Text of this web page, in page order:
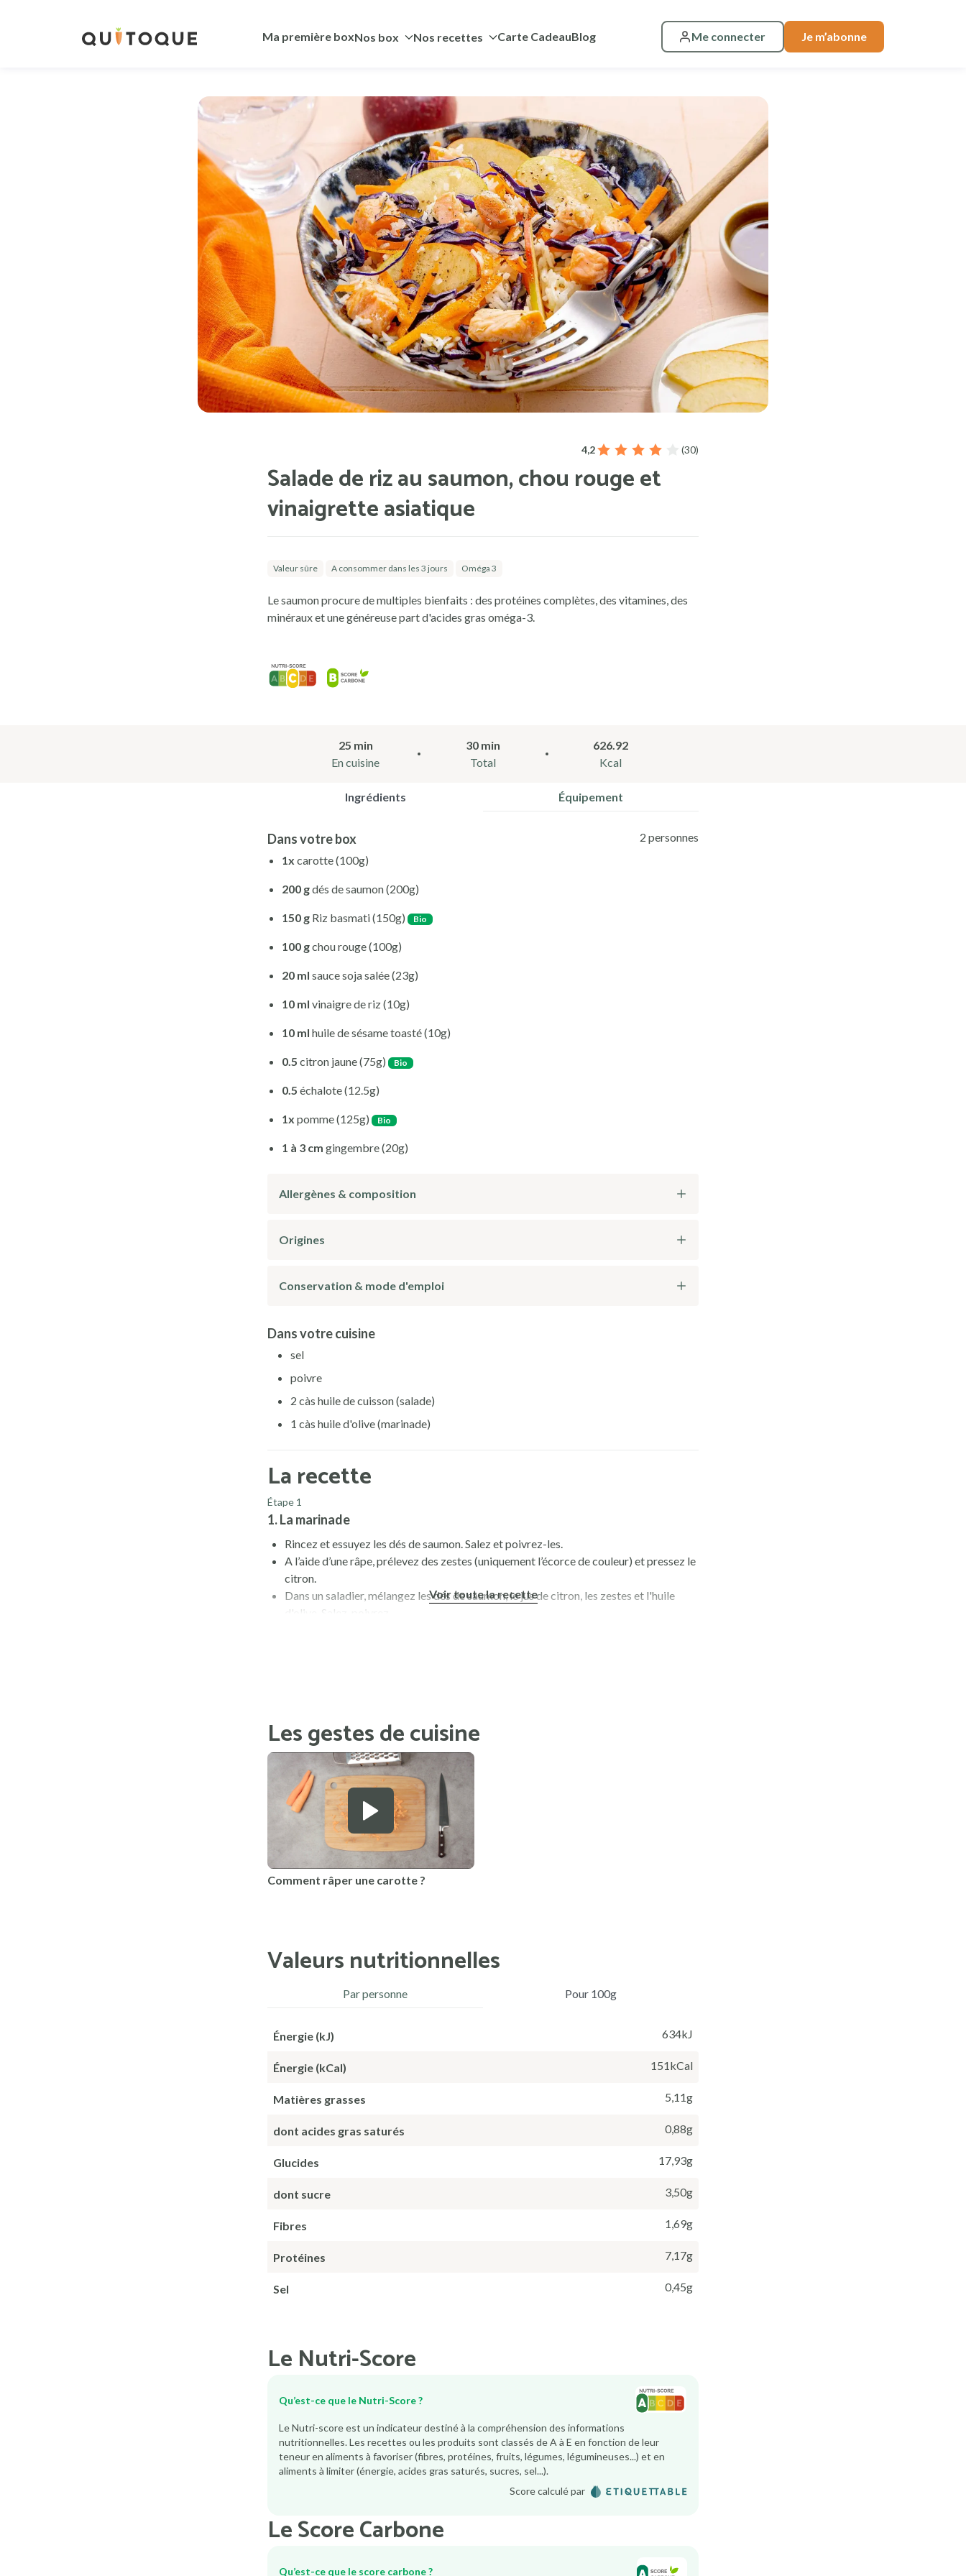
Ma première boxNos box Nos recettes Carte CadeauBlog Me connecter Je m’abonne
4,2 (30)
Salade de riz au saumon, chou rouge et
vinaigrette asiatique
Valeur sûre A consommer dans les 3 jours Oméga 3
Le saumon procure de multiples bienfaits : des protéines complètes, des vitamines, des
minéraux et une généreuse part d'acides gras oméga-3.
25 min
En cuisine
30 min
Total
626.92
Kcal
Ingrédients Équipement
Dans votre box
2 personnes
1x carotte(100g)
200 gdés de saumon(200g)
150 g Riz basmati(150g) Bio
100 gchou rouge(100g)
20 ml sauce soja salée(23g)
10 ml vinaigre de riz(10g)
10 ml huile de sésame toasté(10g)
0.5 citron jaune(75g) Bio
0.5 échalote(12.5g)
1x pomme(125g) Bio
1 à 3 cm gingembre(20g)
Allergènes & composition
Origines
Conservation & mode d'emploi
Dans votre cuisine
sel
poivre
2 càs huile de cuisson (salade)
1 càs huile d'olive (marinade)
La recette
Étape 1
1. La marinade
Rincez et essuyez les dés de saumon. Salez et poivrez-les.
A l’aide d’une râpe, prélevez des zestes (uniquement l’écorce de couleur) et pressez le
citron.
Dans un saladier, mélangez les dés de saumon, le jus de citron, les zestes et l'huile
d'olive. Salez, poivrez.
Voir toute la recette
Les gestes de cuisine
Comment râper une carotte ?
Valeurs nutritionnelles
Par personne Pour 100g
Énergie (kJ) 634kJ
Énergie (kCal) 151kCal
Matières grasses 5,11g
dont acides gras saturés 0,88g
Glucides 17,93g
dont sucre 3,50g
Fibres 1,69g
Protéines 7,17g
Sel 0,45g
Le Nutri-Score
Qu’est-ce que le Nutri-Score ?
Le Nutri-score est un indicateur destiné à la compréhension des informations
nutritionnelles. Les recettes ou les produits sont classés de A à E en fonction de leur
teneur en aliments à favoriser (fibres, protéines, fruits, légumes, légumineuses...) et en
aliments à limiter (énergie, acides gras saturés, sucres, sel...).
Score calculé par
Le Score Carbone
Qu’est-ce que le score carbone ?